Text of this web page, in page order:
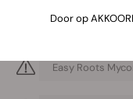
Easy Roots
Easy Roots
Door op